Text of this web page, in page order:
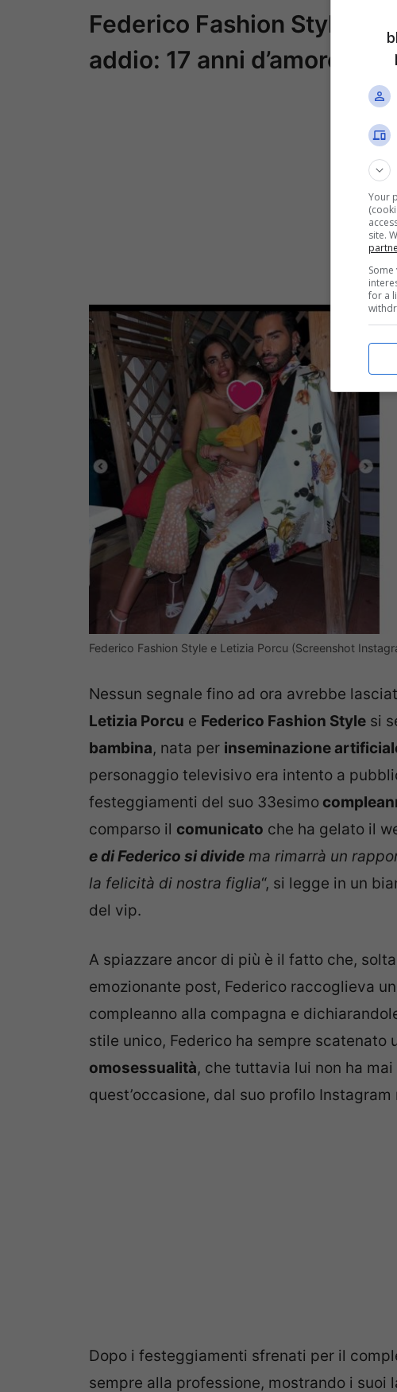
Federico Fashion Style e
addio: 17 anni d’amore e
Federico Fashion Style e Letizia Porcu (Screenshot
Nessun segnale fino ad ora avrebbe
Letizia Porcu e Federico Fashion Style si
bambina, nata per inseminazione
personaggio televisivo era intento a
festeggiamenti del suo 33esimo
comparso il comunicato che ha gelato il
e di Federico si divide ma rimarrà un
la felicità di nostra figlia“, si legge in un
del vip.
A spiazzare ancor di più è il fatto che,
emozionante post, Federico raccoglieva
compleanno alla compagna e
stile unico, Federico ha sempre scatenato
omosessualità, che tuttavia lui non ha
quest’occasione, dal suo profilo
Dopo i festeggiamenti sfrenati per il
sempre alla professione, mostrando i
Your
site.
for a